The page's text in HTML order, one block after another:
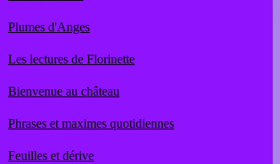
Plumes d'Anges
Les lectures de Florinette
Bienvenue au château
Phrases et maximes quotidiennes
Feuilles et dérive